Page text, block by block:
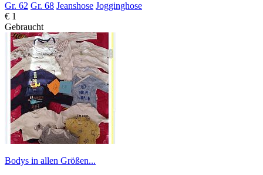
Gr. 62 Gr. 68 Jeanshose Jogginghose
€ 1
Gebraucht
Bodys in allen Größen...